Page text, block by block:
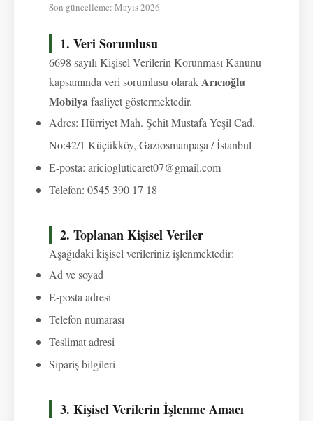
Son güncelleme: Mayıs 2026
1. Veri Sorumlusu
6698 sayılı Kişisel Verilerin Korunması Kanunu
kapsamında veri sorumlusu olarakArıcıoğlu
Mobilyafaaliyet göstermektedir.
Adres: Hürriyet Mah. Şehit Mustafa Yeşil Cad.
No:42/1 Küçükköy, Gaziosmanpaşa / İstanbul
E-posta: ariciogluticaret07@gmail.com
Telefon: 0545 390 17 18
2. Toplanan Kişisel Veriler
Aşağıdaki kişisel verileriniz işlenmektedir:
Ad ve soyad
E-posta adresi
Telefon numarası
Teslimat adresi
Sipariş bilgileri
3. Kişisel Verilerin İşlenme Amacı